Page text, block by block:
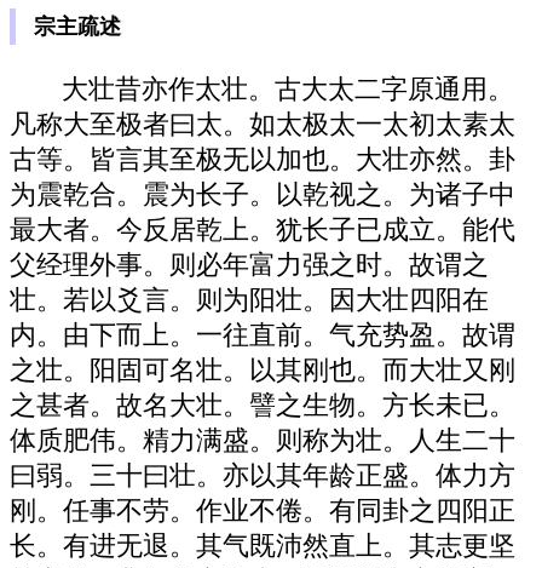
宗主疏述
大壮昔亦作太壮。古大太二字原通用。
凡称大至极者曰太。如太极太一太初太素太
古等。皆言其至极无以加也。大壮亦然。卦
为震乾合。震为长子。以乾视之。为诸子中
最大者。今反居乾上。犹长子已成立。能代
父经理外事。则必年富力强之时。故谓之
壮。若以爻言。则为阳壮。因大壮四阳在
内。由下而上。一往直前。气充势盈。故谓
之壮。阳固可名壮。以其刚也。而大壮又刚
之甚者。故名大壮。譬之生物。方长未已。
体质肥伟。精力满盛。则称为壮。人生二十
曰弱。三十曰壮。亦以其年龄正盛。体力方
刚。任事不劳。作业不倦。有同卦之四阳正
长。有进无退。其气既沛然直上。其志更坚